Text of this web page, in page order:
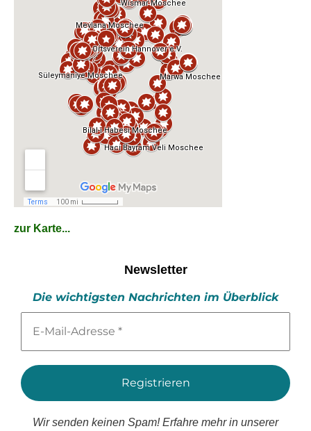
zur Karte...
Newsletter
Die wichtigsten Nachrichten im Überblick
Mail-
*
Wir senden keinen Spam! Erfahre mehr in unserer